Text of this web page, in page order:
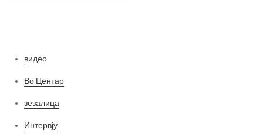
видео
Во Центар
зезалица
Интервју